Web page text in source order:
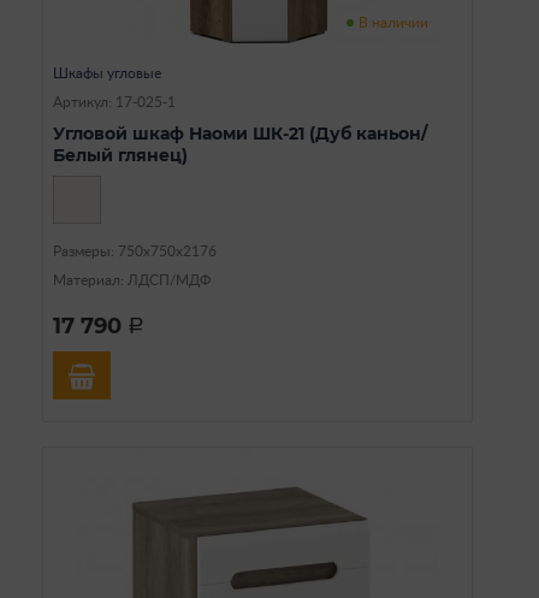
В наличии
Шкафы угловые
Артикул: 17-025-1
Угловой шкаф Наоми ШК-21 (Дуб каньон/
Белый глянец)
Размеры: 750х750х2176
Материал: ЛДСП/МДФ
17 790 a